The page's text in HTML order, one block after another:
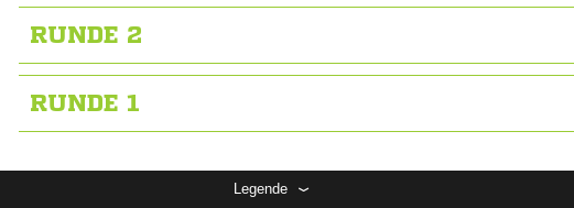
RUNDE 2
RUNDE 1
Legende